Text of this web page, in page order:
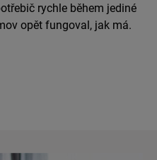
rychle během jediné
opět fungoval, jak má.